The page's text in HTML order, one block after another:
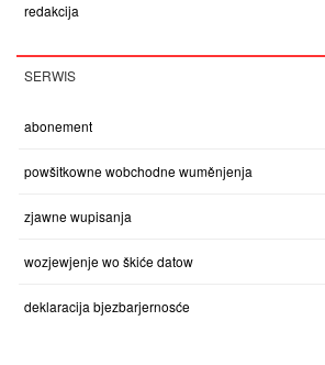
redakcija
SERWIS
abonement
powšitkowne wobchodne wuměnjenja
zjawne wupisanja
wozjewjenje wo škiće datow
deklaracija bjezbarjernosće